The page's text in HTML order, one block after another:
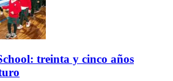
treinta y cinco años